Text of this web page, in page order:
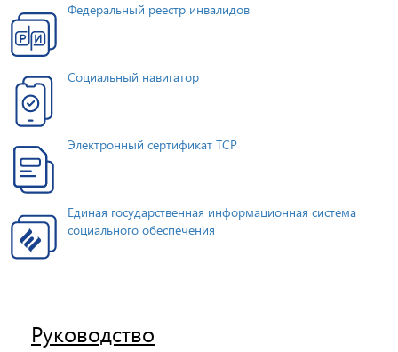
Федеральный реестр инвалидов
Социальный навигатор
Электронный сертификат ТСР
Единая государственная информационная система
социального обеспечения
Руководство